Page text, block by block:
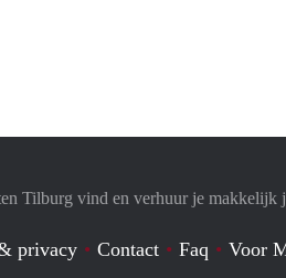
Tilburg vind en verhuur je makkelijk
privacy Contact Faq Voor